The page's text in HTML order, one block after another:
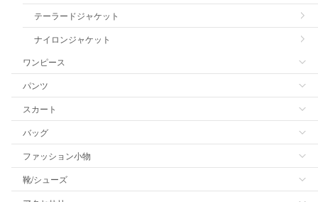
テーラードジャケット
ナイロンジャケット
ワンピース
パンツ
スカート
バッグ
ファッション小物
靴/シューズ